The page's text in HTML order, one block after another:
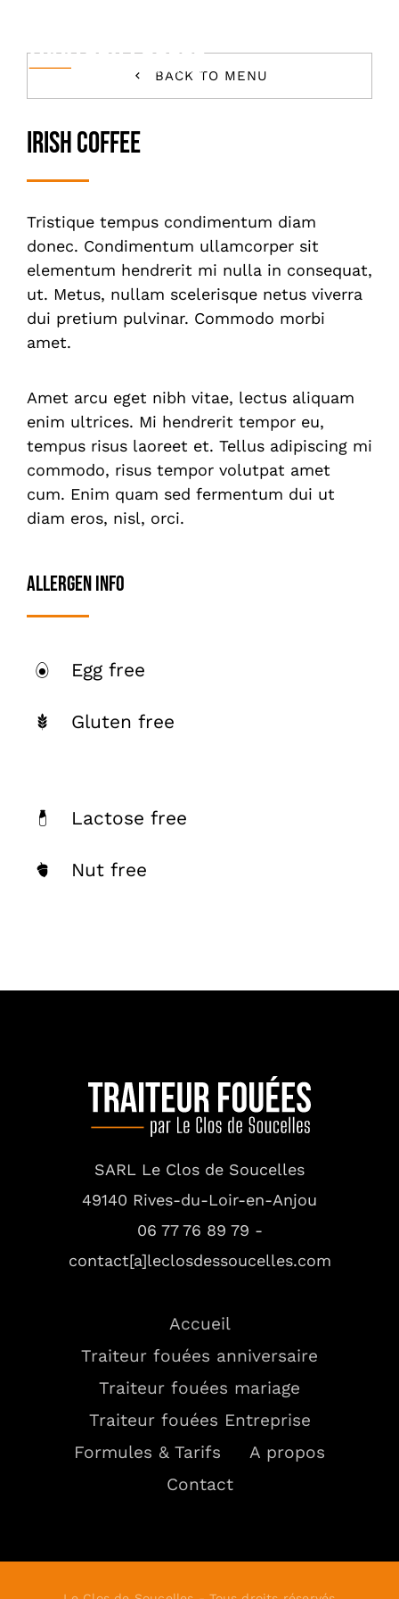
content
Votre Événement
A Propos
BACK TO MENU
Irish Coffee
Tristique tempus condimentum diam
donec. Condimentum ullamcorper sit
elementum hendrerit mi nulla in consequat,
ut. Metus, nullam scelerisque netus viverra
dui pretium pulvinar. Commodo morbi
amet.
Amet arcu eget nibh vitae, lectus aliquam
enim ultrices. Mi hendrerit tempor eu,
tempus risus laoreet et. Tellus adipiscing mi
commodo, risus tempor volutpat amet
cum. Enim quam sed fermentum dui ut
diam eros, nisl, orci.
Allergen Info
Egg free
Gluten free
Lactose free
Nut free
SARL Le Clos de Soucelles
49140 Rives-du-Loir-en-Anjou
06 77 76 89 79 -
contact[a]leclosdessoucelles.com
Accueil
Traiteur fouées anniversaire
Traiteur fouées mariage
Traiteur fouées Entreprise
Formules & Tarifs
A propos
Contact